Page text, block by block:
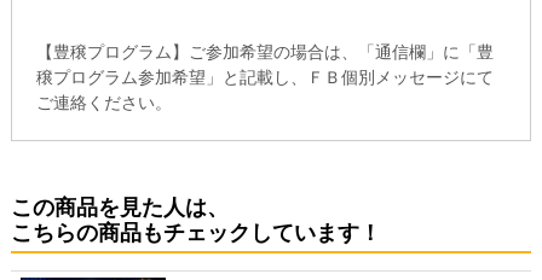
【豊穣プログラム】ご参加希望の場合は、「通信欄」に「豊
穣プログラム参加希望」と記載し、ＦＢ個別メッセージにて
ご連絡ください。
この商品を見た人は、
こちらの商品もチェックしています！